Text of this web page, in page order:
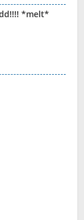
*melt*